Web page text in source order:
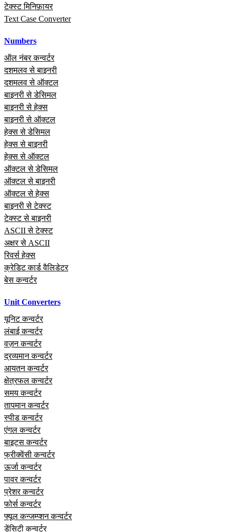
टेक्स्ट मिनिफ़ायर
Text Case Converter
Numbers
ऑल नंबर कन्वर्टर
दशमलव से बाइनरी
दशमलव से ऑक्टल
बाइनरी से डेसिमल
बाइनरी से हेक्स
बाइनरी से ऑक्टल
हेक्स से डेसिमल
हेक्स से बाइनरी
हेक्स से ऑक्टल
ऑक्टल से डेसिमल
ऑक्टल से बाइनरी
ऑक्टल से हेक्स
बाइनरी से टेक्स्ट
टेक्स्ट से बाइनरी
ASCII से टेक्स्ट
अक्षर से ASCII
रिवर्स हेक्स
क्रेडिट कार्ड वैलिडेटर
बेस कन्वर्टर
Unit Converters
यूनिट कन्वर्टर
लंबाई कन्वर्टर
वज़न कन्वर्टर
द्रव्यमान कन्वर्टर
आयतन कन्वर्टर
क्षेत्रफल कन्वर्टर
समय कन्वर्टर
तापमान कन्वर्टर
स्पीड कन्वर्टर
एंगल कन्वर्टर
बाइट्स कन्वर्टर
फ्रीक्वेंसी कन्वर्टर
ऊर्जा कन्वर्टर
पावर कन्वर्टर
प्रेशर कन्वर्टर
फोर्स कन्वर्टर
फ्यूल कन्जम्प्शन कन्वर्टर
डेंसिटी कन्वर्टर